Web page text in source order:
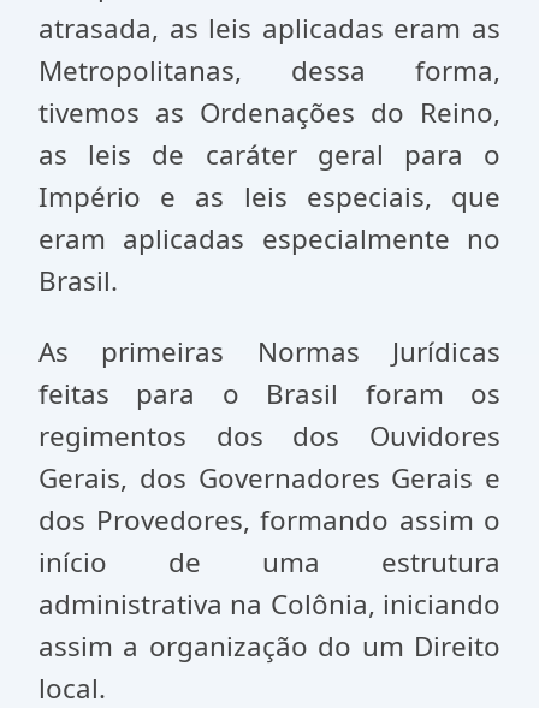
atrasada, as leis aplicadas eram as
Metropolitanas, dessa forma,
tivemos as Ordenações do Reino,
as leis de caráter geral para o
Império e as leis especiais, que
eram aplicadas especialmente no
Brasil.
As primeiras Normas Jurídicas
feitas para o Brasil foram os
regimentos dos dos Ouvidores
Gerais, dos Governadores Gerais e
dos Provedores, formando assim o
início de uma estrutura
administrativa na Colônia, iniciando
assim a organização do um Direito
local.